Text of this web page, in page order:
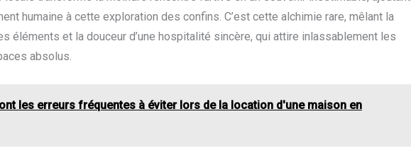
humaine à cette exploration des confins. C’est cette alchimie rare, mêlant la
éléments et la douceur d’une hospitalité sincère, qui attire inlassablement les
absolus.
les erreurs fréquentes à éviter lors de la location d'une maison en